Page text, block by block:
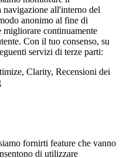
all'interno del
anonimo al fine di
continuamente
Con il tuo consenso, su
servizi di terze parti:
Clarity, Recensioni dei
fornirti feature che vanno
di utilizzare